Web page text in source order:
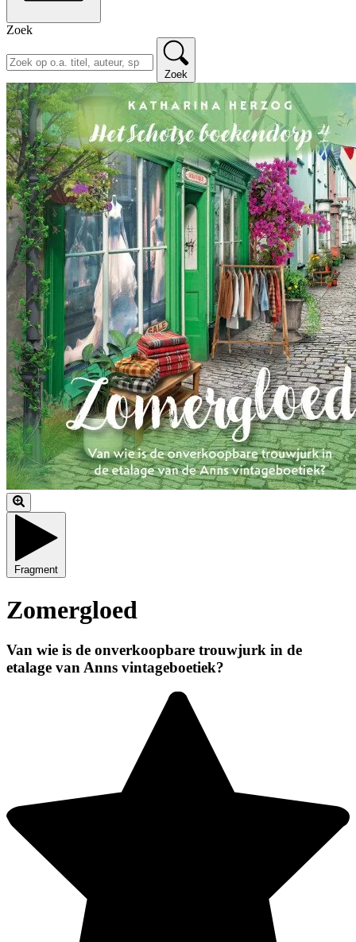
Zoek
Zoek
Fragment
Zomergloed
Van wie is de onverkoopbare trouwjurk in de
etalage van Anns vintageboetiek?